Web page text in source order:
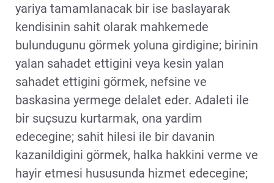
yariya tamamlanacak bir ise baslayarak
kendisinin sahit olarak mahkemede
bulundugunu görmek yoluna girdigine; birinin
yalan sahadet ettigini veya kesin yalan
sahadet ettigini görmek, nefsine ve
baskasina yermege delalet eder. Adaleti ile
bir suçsuzu kurtarmak, ona yardim
edecegine; sahit hilesi ile bir davanin
kazanildigini görmek, halka hakkini verme ve
hayir etmesi hususunda hizmet edecegine;